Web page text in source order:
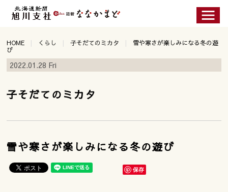
HOME くらし 子そだてのミカタ
雪や寒さが楽しみになる冬の遊
び
2022.01.28 Fri
子そだてのミカタ
雪や寒さが楽しみになる冬の遊び
保存